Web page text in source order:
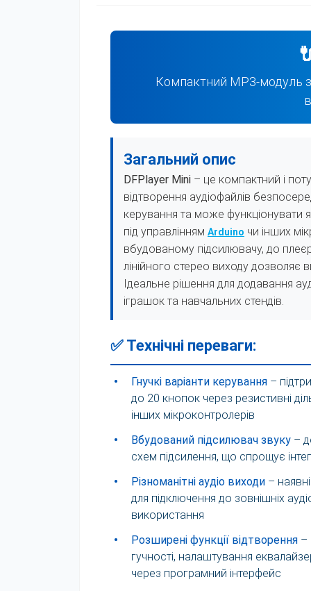
Компактний MP3-модуль
Загальний опис
DFPlayer Mini – це компактний і
відтворення аудіофайлів
керування та може функціонувати
під управлінням Arduino чи інших
вбудованому підсилювачу, до
лінійного стерео виходу дозволяє
Ідеальне рішення для додавання
іграшок та навчальних стендів.
✅ Технічні переваги:
• Гнучкі варіанти керування –
до 20 кнопок через резистивні
інших мікроконтролерів
•
Вбудований підсилювач звуку –
схем підсилення, що спрощує
•
Різноманітні аудіо виходи –
для підключення до зовнішніх
використання
•
Розширені функції відтворення –
гучності, налаштування
через програмний інтерфейс